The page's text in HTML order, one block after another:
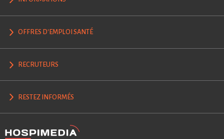
OFFRES D'EMPLOI SANTÉ
RECRUTEURS
RESTEZ INFORMÉS